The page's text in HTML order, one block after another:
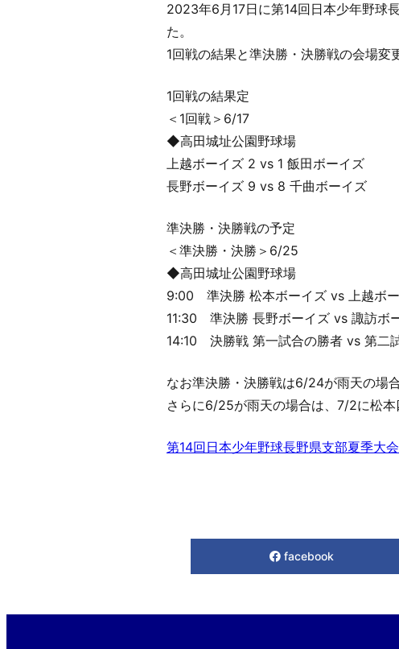
2023年6月17日に第14回日本少年野球
た。
1回戦の結果と準決勝・決勝戦の会場変
1回戦の結果定
＜1回戦＞6/17
◆高田城址公園野球場
上越ボーイズ 2 vs 1 飯田ボーイズ
長野ボーイズ 9 vs 8 千曲ボーイズ
準決勝・決勝戦の予定
＜準決勝・決勝＞6/25
◆高田城址公園野球場
9:00 準決勝 松本ボーイズ vs 上越ボ
11:30 準決勝 長野ボーイズ vs 諏訪ボ
14:10 決勝戦 第一試合の勝者 vs 第二
なお準決勝・決勝戦は6/24が雨天の場
さらに6/25が雨天の場合は、7/2に松本
第14回日本少年野球長野県支部夏季大
facebook